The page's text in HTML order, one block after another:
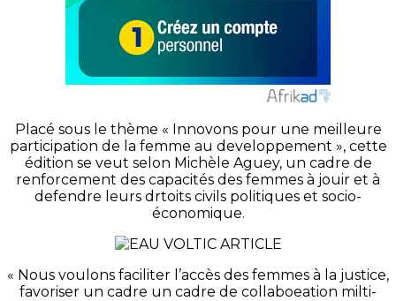
Placé sous le thème « Innovons pour une meilleure
participation de la femme au developpement », cette
édition se veut selon Michèle Aguey, un cadre de
renforcement des capacités des femmes à jouir et à
defendre leurs drtoits civils politiques et socio-
économique.
« Nous voulons faciliter l’accès des femmes à la justice,
favoriser un cadre un cadre de collaboeation milti-